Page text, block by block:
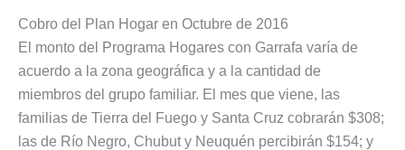
Cobro del Plan Hogar en Octubre de 2016
El monto del Programa Hogares con Garrafa varía de
acuerdo a la zona geográfica y a la cantidad de
miembros del grupo familiar. El mes que viene, las
familias de Tierra del Fuego y Santa Cruz cobrarán $308;
las de Río Negro, Chubut y Neuquén percibirán $154; y